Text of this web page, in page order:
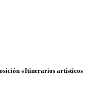
«Itinerarios artísticos